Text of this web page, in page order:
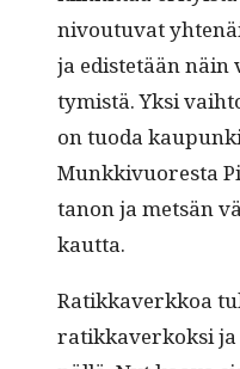
nivoutu­vat
ja edis­tetään
tymistä. Yksi
on tuo­da
Munkkivuores­ta
tanon ja met­sän
kautta.
Ratikkaverkkoa
ratikkaverkok­si